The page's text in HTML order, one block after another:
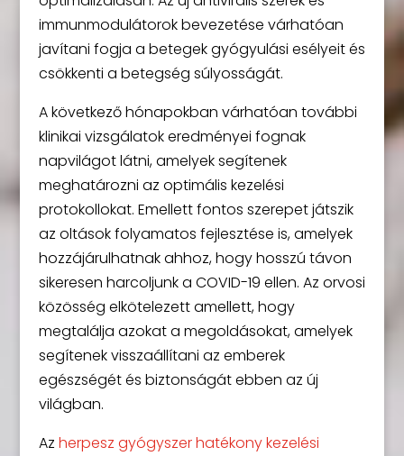
immunmodulátorok bevezetése várhatóan
javítani fogja a betegek gyógyulási esélyeit és
csökkenti a betegség súlyosságát.
A következő hónapokban várhatóan további
klinikai vizsgálatok eredményei fognak
napvilágot látni, amelyek segítenek
meghatározni az optimális kezelési
protokollokat. Emellett fontos szerepet játszik
az oltások folyamatos fejlesztése is, amelyek
hozzájárulhatnak ahhoz, hogy hosszú távon
sikeresen harcoljunk a COVID-19 ellen. Az orvosi
közösség elkötelezett amellett, hogy
megtalálja azokat a megoldásokat, amelyek
segítenek visszaállítani az emberek
egészségét és biztonságát ebben az új
világban.
Az herpesz gyógyszer hatékony kezelési